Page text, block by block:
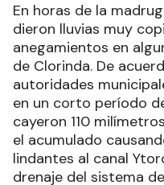
En horas de la
dieron lluvias muy
anegamientos en
de Clorinda. De
autoridades
en un corto período
cayeron 110
el acumulado
lindantes al canal
drenaje del sistema